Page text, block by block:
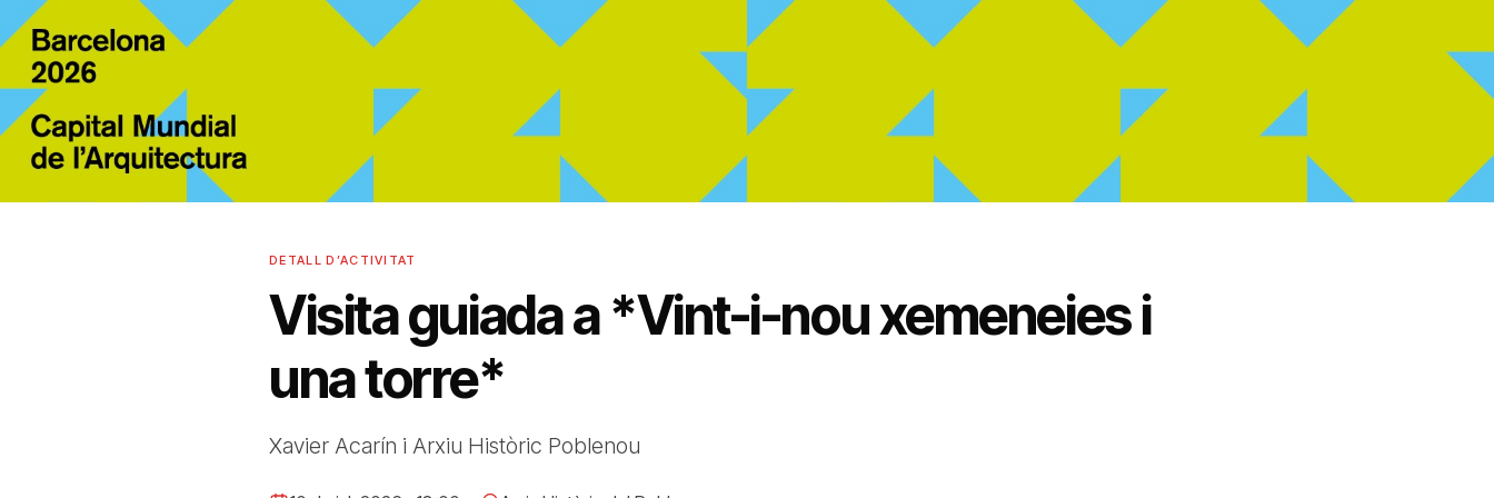
DETALL D’ACTIVITAT
Visita guiada a *Vint-i-nou xemeneies i
una torre*
Xavier Acarín i Arxiu Històric Poblenou